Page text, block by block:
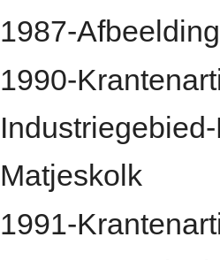
1987-
1990-
Matjeskolk
1991-